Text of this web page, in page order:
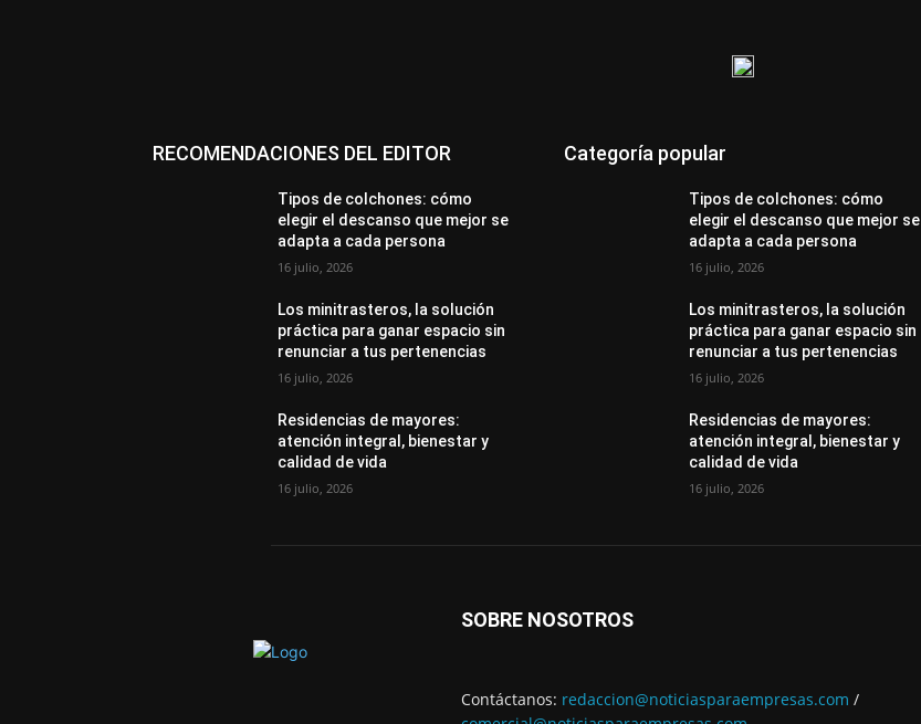
RECOMENDACIONES DEL EDITOR
Tipos de colchones: cómo
elegir el descanso que mejor se
adapta a cada persona
16 julio, 2026
Los minitrasteros, la solución
práctica para ganar espacio sin
renunciar a tus pertenencias
16 julio, 2026
Residencias de mayores:
atención integral, bienestar y
calidad de vida
16 julio, 2026
Categoría popular
Tipos de colchones: cómo
elegir el descanso que mejor se
adapta a cada persona
16 julio, 2026
Los minitrasteros, la solución
práctica para ganar espacio sin
renunciar a tus pertenencias
16 julio, 2026
Residencias de mayores:
atención integral, bienestar y
calidad de vida
16 julio, 2026
SOBRE NOSOTROS
Contáctanos: redaccion@noticiasparaempresas.com /